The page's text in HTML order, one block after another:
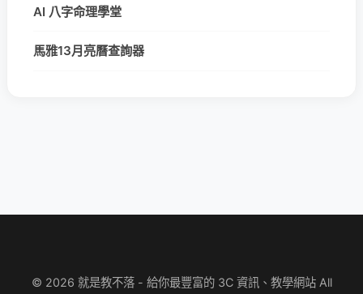
AI 八字命理學堂
馬雅13月亮曆查詢器
© 2026 就是教不落 - 給你最豐富的 3C 資訊、教學網站 All